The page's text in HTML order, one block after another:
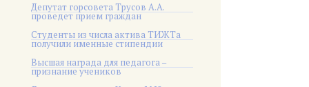
Депутат горсовета Трусов А.А.
проведет прием граждан
Студенты из числа актива ТИЖТа
получили именные стипендии
Высшая награда для педагога –
признание учеников